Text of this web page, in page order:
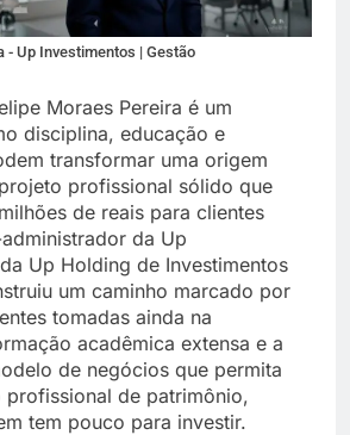
- Up Investimentos | Gestão
Moraes Pereira é um
disciplina, educação e
transformar uma origem
profissional sólido que
de reais para clientes
da Up
Up Holding de Investimentos
um caminho marcado por
tomadas ainda na
acadêmica extensa e a
de negócios que permita
profissional de patrimônio,
tem pouco para investir.